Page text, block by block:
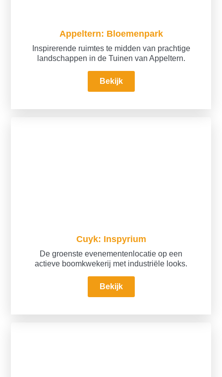
Appeltern: Bloemenpark
Inspirerende ruimtes te midden van prachtige
landschappen in de Tuinen van Appeltern.
Bekijk
Cuyk: Inspyrium
De groenste evenementenlocatie op een
actieve boomkwekerij met industriële looks.
Bekijk